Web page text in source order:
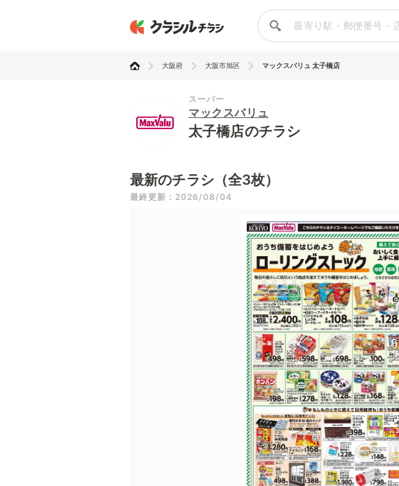
大阪府 大阪市旭区 マックスバリュ 太子橋店
スーパー
マックスバリュ
太子橋店のチラシ
最新のチラシ（全3枚）
最終更新：2026/08/04